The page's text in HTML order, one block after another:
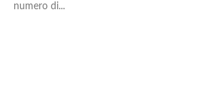
numero di...